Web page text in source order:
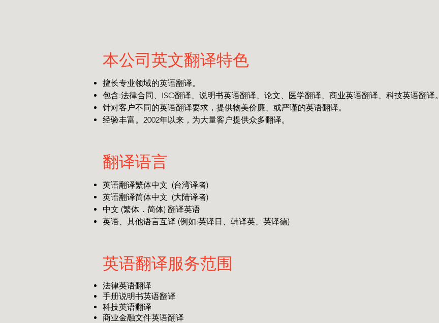
本公司英文翻译特色
擅长专业领域的英语翻译。
包含:法律合同、ISO翻译、说明书英语翻译、论文、医学翻译、商业英语翻译、科技英语翻译。
针对客户不同的英语翻译要求，提供物美价廉、或严谨的英语翻译。
经验丰富。2002年以来，为大量客户提供众多翻译。
翻译语言
英语翻译繁体中文 (台湾译者)
英语翻译简体中文 (大陆译者)
中文 (繁体．简体) 翻译英语
英语、其他语言互译 (例如:英译日、韩译英、英译德)
英语翻译服务范围
法律英语翻译
手册说明书英语翻译
科技英语翻译
商业金融文件英语翻译